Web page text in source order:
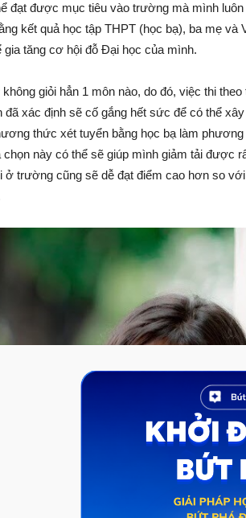
đạt được mục tiêu vào trường mà mình
kết quả học tập THPT (học bạ), ba mẹ và
tăng cơ hội đỗ Đại học của mình.
giỏi hẳn 1 môn nào, do đó, việc thi
xác định sẽ cố gắng hết sức để có thể
thức xét tuyển bằng học bạ làm
này có thể sẽ giúp mình giảm tải được
ở trường cũng sẽ dễ đạt điểm cao hơn so